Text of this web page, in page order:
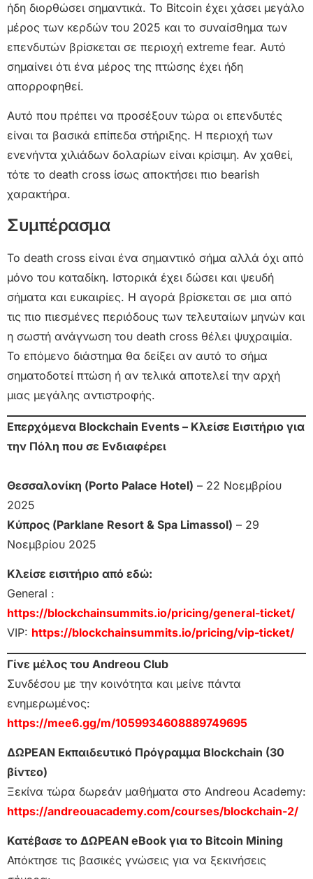
ήδη διορθώσει σημαντικά. Το Bitcoin έχει χάσει μεγάλο
μέρος των κερδών του 2025 και το συναίσθημα των
επενδυτών βρίσκεται σε περιοχή extreme fear. Αυτό
σημαίνει ότι ένα μέρος της πτώσης έχει ήδη
απορροφηθεί.
Αυτό που πρέπει να προσέξουν τώρα οι επενδυτές
είναι τα βασικά επίπεδα στήριξης. Η περιοχή των
ενενήντα χιλιάδων δολαρίων είναι κρίσιμη. Αν χαθεί,
τότε το death cross ίσως αποκτήσει πιο bearish
χαρακτήρα.
Συμπέρασμα
Το death cross είναι ένα σημαντικό σήμα αλλά όχι από
μόνο του καταδίκη. Ιστορικά έχει δώσει και ψευδή
σήματα και ευκαιρίες. Η αγορά βρίσκεται σε μια από
τις πιο πιεσμένες περιόδους των τελευταίων μηνών και
η σωστή ανάγνωση του death cross θέλει ψυχραιμία.
Το επόμενο διάστημα θα δείξει αν αυτό το σήμα
σηματοδοτεί πτώση ή αν τελικά αποτελεί την αρχή
μιας μεγάλης αντιστροφής.
Επερχόμενα Blockchain Events – Κλείσε Εισιτήριο για
την Πόλη που σε Ενδιαφέρει
Θεσσαλονίκη (Porto Palace Hotel) – 22 Νοεμβρίου
2025
Κύπρος (Parklane Resort & Spa Limassol) – 29
Νοεμβρίου 2025
Κλείσε εισιτήριο από εδώ:
General :
https://blockchainsummits.io/pricing/general-ticket/
VIP: https://blockchainsummits.io/pricing/vip-ticket/
Γίνε μέλος του Andreou Club
Συνδέσου με την κοινότητα και μείνε πάντα
ενημερωμένος:
https://mee6.gg/m/1059934608889749695
ΔΩΡΕΑΝ Εκπαιδευτικό Πρόγραμμα Blockchain (30
βίντεο)
Ξεκίνα τώρα δωρεάν μαθήματα στο Andreou Academy:
https://andreouacademy.com/courses/blockchain-2/
Κατέβασε το ΔΩΡΕΑΝ eBook για το Bitcoin Mining
Απόκτησε τις βασικές γνώσεις για να ξεκινήσεις